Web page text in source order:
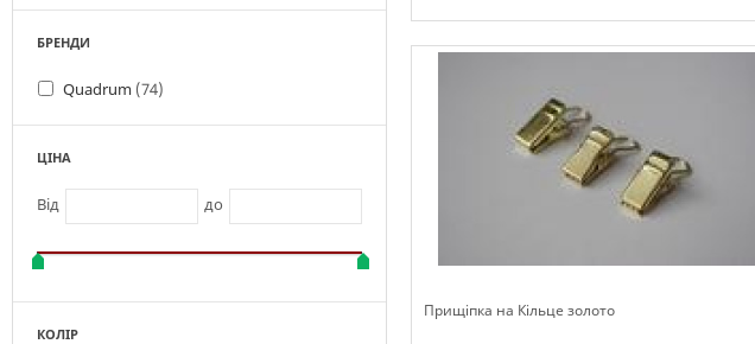
БРЕНДИ
Quadrum (74)
ЦІНА
Від до
КОЛІР
Прищіпка на Кільце золото